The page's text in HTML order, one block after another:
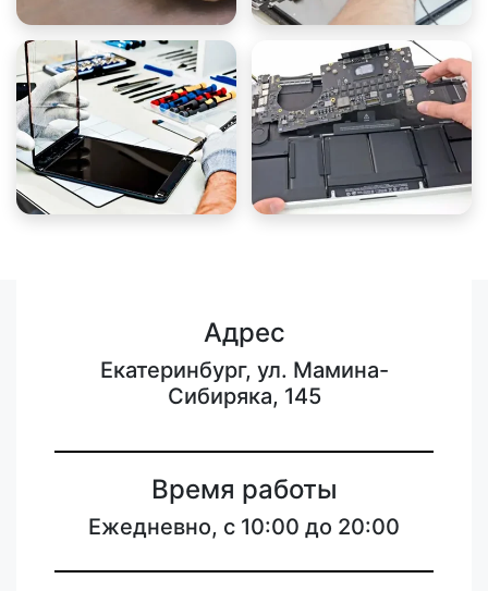
Адрес
Екатеринбург, ул. Мамина-
Сибиряка, 145
Время работы
Ежедневно, с 10:00 до 20:00